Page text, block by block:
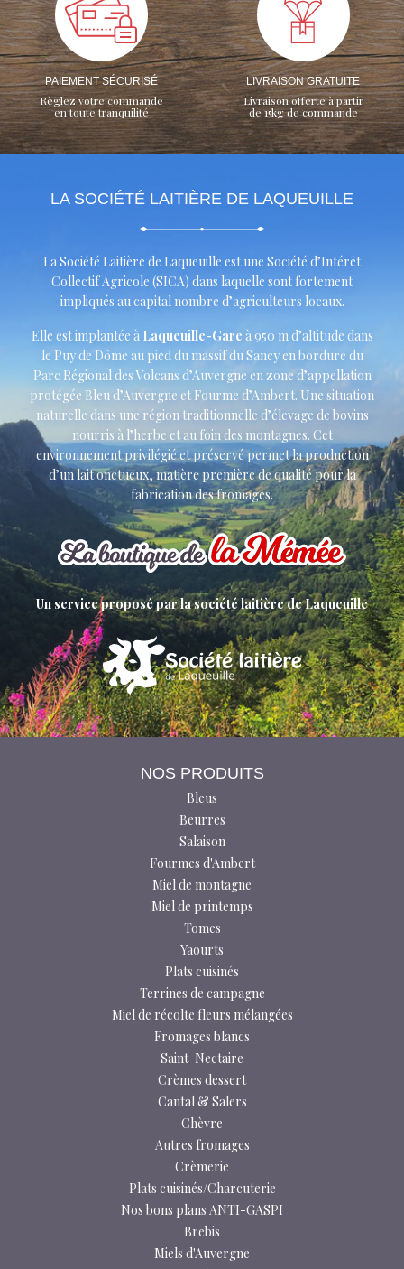
PAIEMENT SÉCURISÉ
Règlez votre commande
en toute tranquilité
LIVRAISON GRATUITE
Livraison offerte à partir
de 15kg de commande
LA SOCIÉTÉ LAITIÈRE DE LAQUEUILLE
La Société Laitière de Laqueuille est une Société d’Intérêt
Collectif Agricole (SICA) dans laquelle sont fortement
impliqués au capital nombre d’agriculteurs locaux.
Elle est implantée à Laqueuille-Gare à 950 m d’altitude dans
le Puy de Dôme au pied du massif du Sancy en bordure du
Parc Régional des Volcans d’Auvergne en zone d’appellation
protégée Bleu d’Auvergne et Fourme d’Ambert. Une situation
naturelle dans une région traditionnelle d’élevage de bovins
nourris à l’herbe et au foin des montagnes. Cet
environnement privilégié et préservé permet la production
d’un lait onctueux, matière première de qualité pour la
fabrication des fromages.
Un service proposé par la société laitière de Laqueuille
NOS PRODUITS
Bleus
Beurres
Salaison
Fourmes d'Ambert
Miel de montagne
Miel de printemps
Tomes
Yaourts
Plats cuisinés
Terrines de campagne
Miel de récolte fleurs mélangées
Fromages blancs
Saint-Nectaire
Crèmes dessert
Cantal & Salers
Chèvre
Autres fromages
Crèmerie
Plats cuisinés/Charcuterie
Nos bons plans ANTI-GASPI
Brebis
Miels d'Auvergne